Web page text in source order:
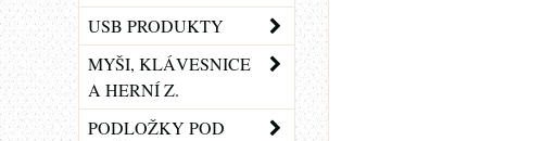
USB PRODUKTY
MYŠI, KLÁVESNICE
A HERNÍ Z.
PODLOŽKY POD